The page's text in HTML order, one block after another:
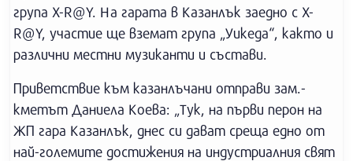
група X-R@Y. На гарата в Казанлък заедно с X-
R@Y, участие ще вземат група „Уикеда“, както и
различни местни музиканти и състави.
Приветствие към казанлъчани отправи зам.-
кметът Даниела Коева: „Тук, на първи перон на
ЖП гара Казанлък, днес си дават среща едно от
най-големите достижения на индустриалния свят